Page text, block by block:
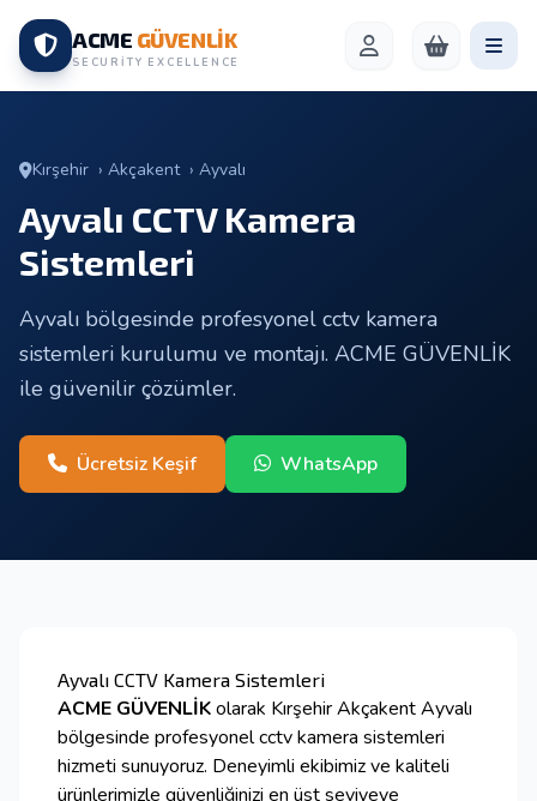
ACME GÜVENLİK
SECURITY EXCELLENCE
Kırşehir › Akçakent › Ayvalı
Ayvalı CCTV Kamera
Sistemleri
Ayvalı bölgesinde profesyonel cctv kamera
sistemleri kurulumu ve montajı. ACME GÜVENLİK
ile güvenilir çözümler.
Ücretsiz Keşif WhatsApp
Ayvalı CCTV Kamera Sistemleri
ACME GÜVENLİKolarak Kırşehir Akçakent Ayvalı
bölgesinde profesyonel cctv kamera sistemleri
hizmeti sunuyoruz. Deneyimli ekibimiz ve kaliteli
ürünlerimizle güvenliğinizi en üst seviyeye